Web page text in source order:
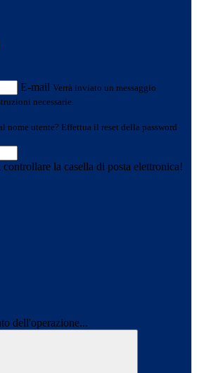
E-mail Verrà inviato un messaggio
necessarie.
nome utente? Effettua il reset della password
la casella di posta elettronica!
dell'operazione...